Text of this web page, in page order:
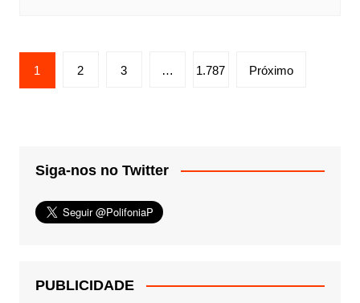
Paginação
de
1 2 3 … 1.787 Próximo
Siga-nos no Twitter
PUBLICIDADE